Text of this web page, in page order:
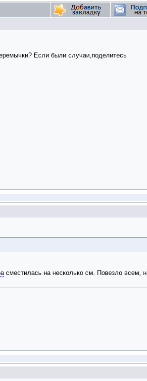
Если были случаи,поделитесь
сместилась на несколько см. Повезло всем,